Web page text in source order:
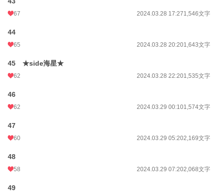
67 2024.03.28 17:271,546文字
44
65 2024.03.28 20:201,643文字
45 ★side海星★
62 2024.03.28 22:201,535文字
46
62 2024.03.29 00:101,574文字
47
60 2024.03.29 05:202,169文字
48
58 2024.03.29 07:202,068文字
49